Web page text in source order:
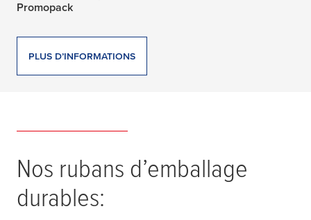
Promopack
PLUS D’INFORMATIONS
Nos rubans d’emballage
durables: